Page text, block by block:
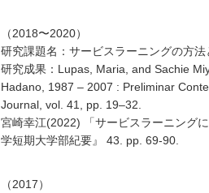
（2018〜2020）
研究課題名：サービスラーニングの方法
研究成果：Lupas, Maria, and Sachie
Hadano, 1987 – 2007 : Preliminar
Journal, vol. 41, pp. 19–32.
宮崎幸江(2022) 「サービスラーニング
学短期大学部紀要』 43. pp. 69-90.
（2017）